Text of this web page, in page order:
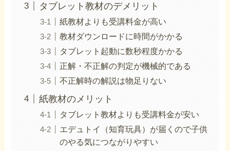
タブレット教材のデメリット
紙教材よりも受講料金が高い
教材ダウンロードに時間がかかる
タブレット起動に数秒程度かかる
正解・不正解の判定が機械的である
不正解時の解説は物足りない
紙教材のメリット
タブレット教材よりも受講料金が安い
エデュトイ（知育玩具）が届くので子供
のやる気につながりやすい